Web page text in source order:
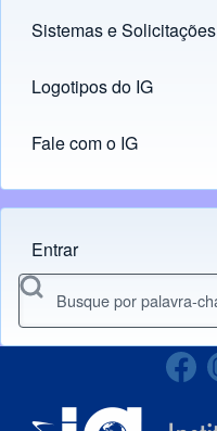
Sistemas e Solicitações
(opens in new tab)
Logotipos do IG
(opens in new tab)
Fale com o IG
Menu do usuário
Entrar
Search